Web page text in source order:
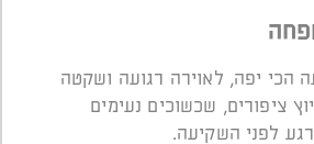
הכי יפה, לאוירה רגועה ושקטה
ציפורים, שכשוכים נעימים
לפני השקיעה.